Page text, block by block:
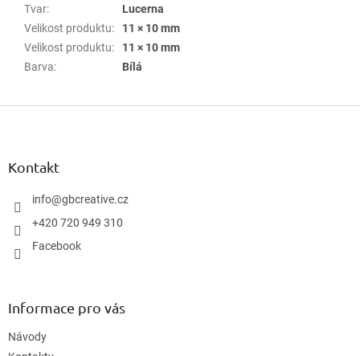
Tvar:
Lucerna
Velikost produktu:
11 × 10 mm
Velikost produktu:
11 × 10 mm
Barva: Bílá
Z
Kontakt
info@gbcreative.cz
+420 720 949 310
Facebook
Informace pro vás
Návody